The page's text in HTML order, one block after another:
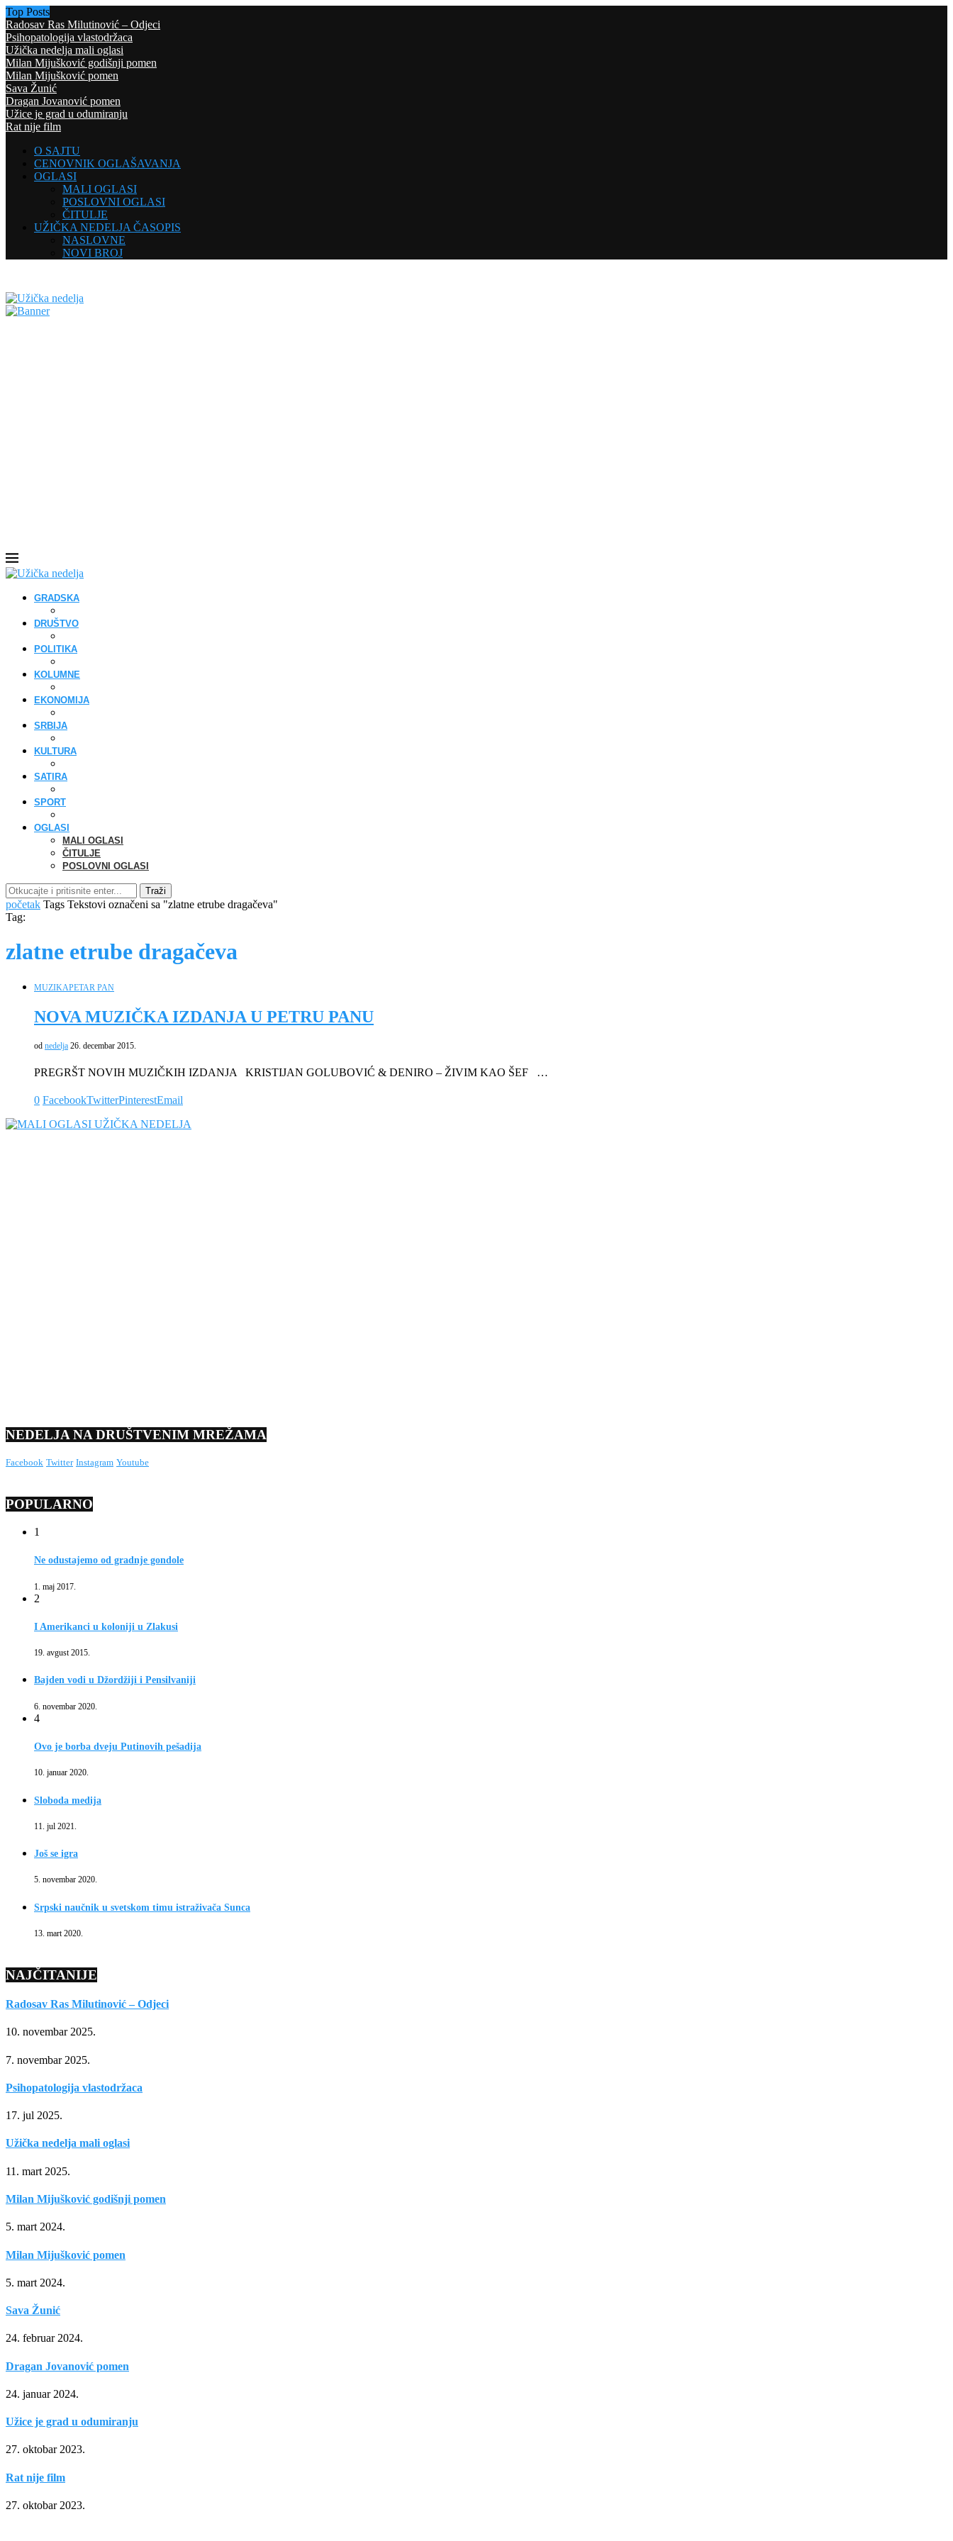
Top Posts
Radosav Ras Milutinović – Odjeci
Psihopatologija vlastodržaca
Užička nedelja mali oglasi
Milan Mijušković godišnji pomen
Milan Mijušković pomen
Sava Žunić
Dragan Jovanović pomen
Užice je grad u odumiranju
Rat nije film
O SAJTU
CENOVNIK OGLAŠAVANJA
OGLASI
MALI OGLASI
POSLOVNI OGLASI
ČITULJE
UŽIČKA NEDELJA ČASOPIS
NASLOVNE
NOVI BROJ
GRADSKA
DRUŠTVO
POLITIKA
KOLUMNE
EKONOMIJA
SRBIJA
KULTURA
SATIRA
SPORT
OGLASI
MALI OGLASI
ČITULJE
POSLOVNI OGLASI
Traži
početak Tags Tekstovi označeni sa "zlatne etrube dragačeva"
Tag:
zlatne etrube dragačeva
MUZIKAPETAR PAN
NOVA MUZIČKA IZDANJA U PETRU PANU
od nedelja 26. decembar 2015.
PREGRŠT NOVIH MUZIČKIH IZDANJA KRISTIJAN GOLUBOVIĆ & DENIRO – ŽIVIM KAO ŠEF …
0 FacebookTwitterPinterestEmail
NEDELJA NA DRUŠTVENIM MREŽAMA
Facebook Twitter Instagram Youtube
POPULARNO
1
Ne odustajemo od gradnje gondole
1. maj 2017.
2
I Amerikanci u koloniji u Zlakusi
19. avgust 2015.
Bajden vodi u Džordžiji i Pensilvaniji
6. novembar 2020.
4
Ovo je borba dveju Putinovih pešadija
10. januar 2020.
Sloboda medija
11. jul 2021.
Još se igra
5. novembar 2020.
Srpski naučnik u svetskom timu istraživača Sunca
13. mart 2020.
NAJČITANIJE
Radosav Ras Milutinović – Odjeci
10. novembar 2025.
7. novembar 2025.
Psihopatologija vlastodržaca
17. jul 2025.
Užička nedelja mali oglasi
11. mart 2025.
Milan Mijušković godišnji pomen
5. mart 2024.
Milan Mijušković pomen
5. mart 2024.
Sava Žunić
24. februar 2024.
Dragan Jovanović pomen
24. januar 2024.
Užice je grad u odumiranju
27. oktobar 2023.
Rat nije film
27. oktobar 2023.